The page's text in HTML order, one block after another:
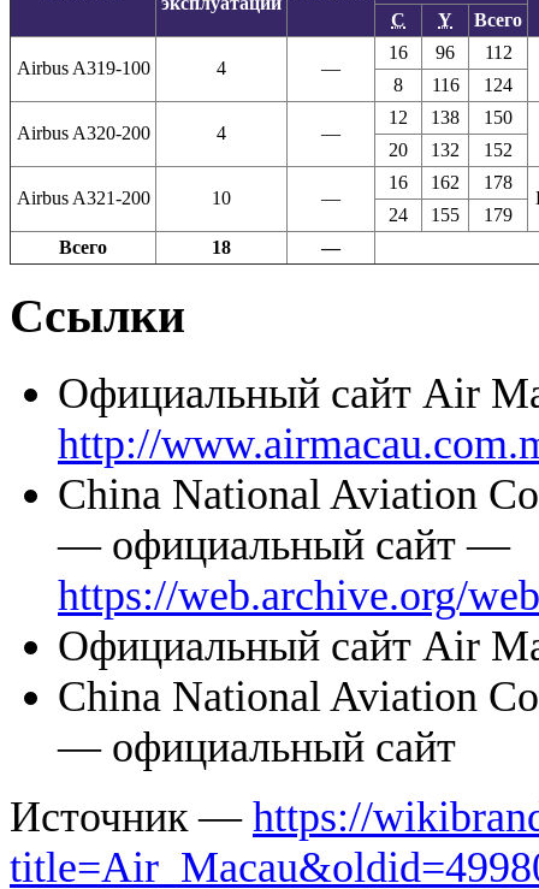
C
Y Всего
Airbus A319-100 4 —
16 96
112
8
116 124
Airbus A320-200 4 —
12 138
150
20
132 152
Airbus A321-200 10 —
16 162 178
24
155
179
Всего
18 —
Ссылки
Официальный сайт Air
http://
China National Aviation
— официальный сайт —
https://web.archive.org/
Официальный сайт Air
China National Aviation
— официальный сайт
Источник — https://